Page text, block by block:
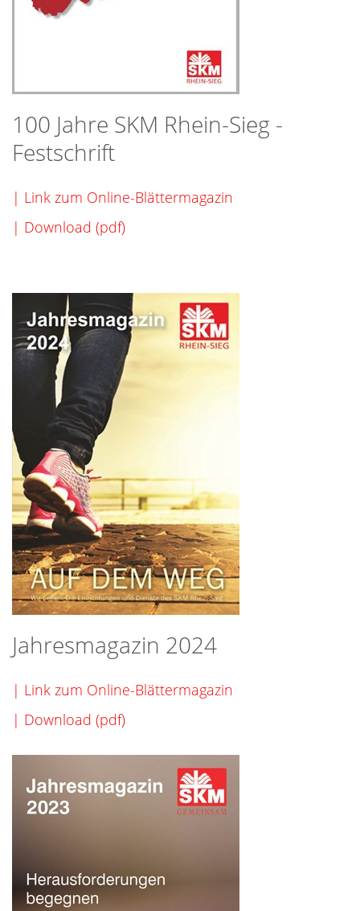
100 Jahre SKM Rhein-Sieg -
Festschrift
| Link zum Online-Blättermagazin
| Download (pdf)
Jahresmagazin 2024
| Link zum Online-Blättermagazin
| Download (pdf)